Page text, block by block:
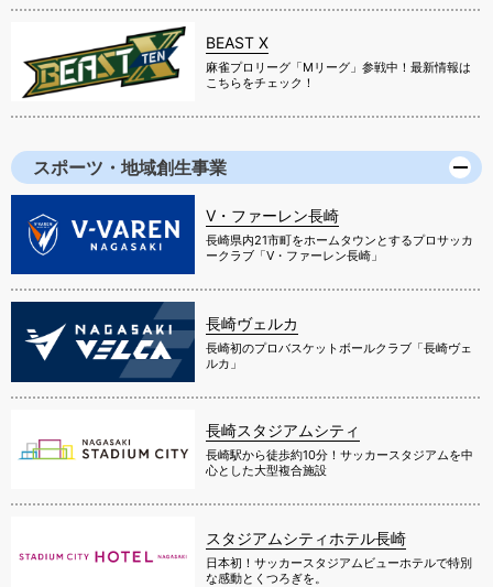
BEAST X
麻雀プロリーグ「Mリーグ」参戦中！最新情報は
こちらをチェック！
スポーツ・地域創生事業
V・ファーレン長崎
長崎県内21市町をホームタウンとするプロサッカ
ークラブ「V・ファーレン長崎」
長崎ヴェルカ
長崎初のプロバスケットボールクラブ「長崎ヴェ
ルカ」
長崎スタジアムシティ
長崎駅から徒歩約10分！サッカースタジアムを中
心とした大型複合施設
スタジアムシティホテル長崎
日本初！サッカースタジアムビューホテルで特別
な感動とくつろぎを。